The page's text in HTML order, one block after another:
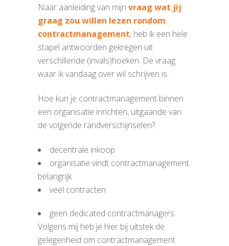
Naar aanleiding van mijn vraag wat jij
graag zou willen lezen rondom
contractmanagement, heb ik een hele
stapel antwoorden gekregen uit
verschillende (invals)hoeken. De vraag
waar ik vandaag over wil schrijven is:
Hoe kun je contractmanagement binnen
een organisatie inrichten, uitgaande van
de volgende randverschijnselen?
decentrale inkoop
organisatie vindt contractmanagement
belangrijk
veel contracten
geen dedicated contractmanagers.
Volgens mij heb je hier bij uitstek de
gelegenheid om contractmanagement